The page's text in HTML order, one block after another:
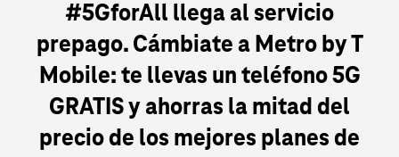
#5GforAll llega al servicio
prepago. Cámbiate a Metro by T
Mobile: te llevas un teléfono 5G
GRATIS y ahorras la mitad del
precio de los mejores planes de